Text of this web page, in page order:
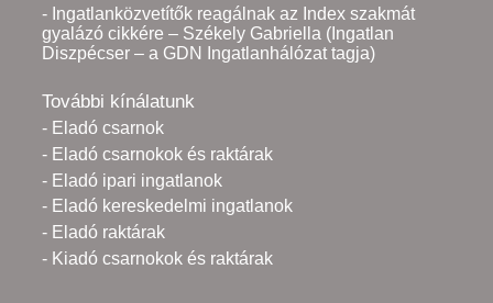
- Ingatlanközvetítők reagálnak az Index szakmát
gyalázó cikkére – Székely Gabriella (Ingatlan
Diszpécser – a GDN Ingatlanhálózat tagja)
További kínálatunk
- Eladó csarnok
- Eladó csarnokok és raktárak
- Eladó ipari ingatlanok
- Eladó kereskedelmi ingatlanok
- Eladó raktárak
- Kiadó csarnokok és raktárak